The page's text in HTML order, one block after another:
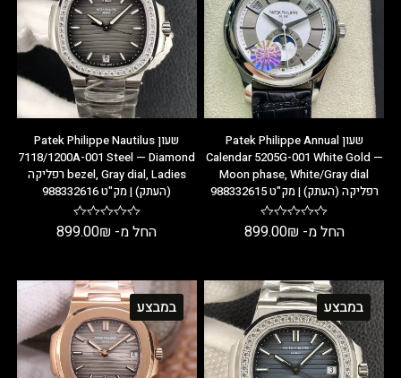
שעון Patek Philippe Annual
Calendar 5205G-001 White Gold —
Moon phase, White/Gray dial
רפליקה (העתק) | מק"ט 988332615
החל מ- 899.00₪
שעון Patek Philippe Nautilus
7118/1200A-001 Steel — Diamond
bezel, Gray dial, Ladies רפליקה
(העתק) | מק"ט 988332616
החל מ- 899.00₪
במבצע במבצע